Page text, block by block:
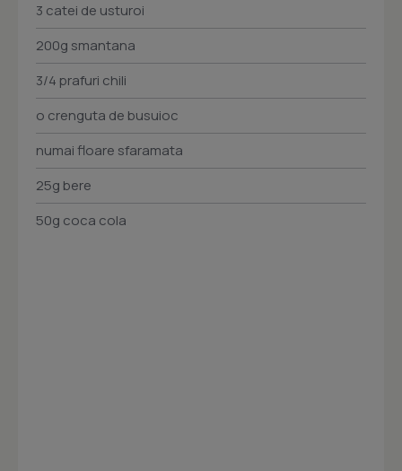
3 catei de usturoi
200g smantana
3/4 prafuri chili
o crenguta de busuioc
numai floare sfaramata
25g bere
50g coca cola